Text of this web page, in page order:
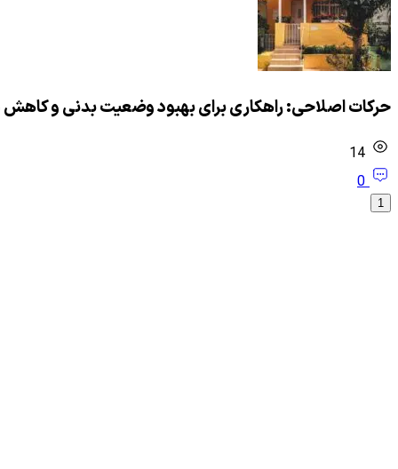
حرکات اصلاحی: راهکاری برای بهبود وضعیت بدنی و
14
0
1